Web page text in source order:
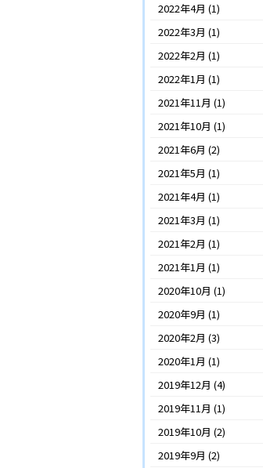
2022年4月 (1)
2022年3月 (1)
2022年2月 (1)
2022年1月 (1)
2021年11月 (1)
2021年10月 (1)
2021年6月 (2)
2021年5月 (1)
2021年4月 (1)
2021年3月 (1)
2021年2月 (1)
2021年1月 (1)
2020年10月 (1)
2020年9月 (1)
2020年2月 (3)
2020年1月 (1)
2019年12月 (4)
2019年11月 (1)
2019年10月 (2)
2019年9月 (2)